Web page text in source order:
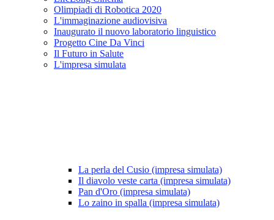
Olimpiadi di Robotica 2020
L'immaginazione audiovisiva
Inaugurato il nuovo laboratorio linguistico
Progetto Cine Da Vinci
Il Futuro in Salute
L'impresa simulata
La perla del Cusio (impresa simulata)
Il diavolo veste carta (impresa simulata)
Pan d'Oro (impresa simulata)
Lo zaino in spalla (impresa simulata)